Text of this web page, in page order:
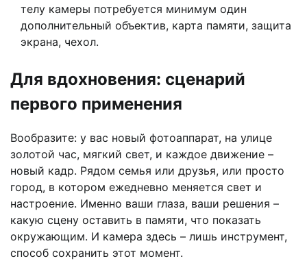
телу камеры потребуется минимум один
дополнительный объектив, карта памяти, защита
экрана, чехол.
Для вдохновения: сценарий
первого применения
Вообразите: у вас новый фотоаппарат, на улице
золотой час, мягкий свет, и каждое движение –
новый кадр. Рядом семья или друзья, или просто
город, в котором ежедневно меняется свет и
настроение. Именно ваши глаза, ваши решения –
какую сцену оставить в памяти, что показать
окружающим. И камера здесь – лишь инструмент,
способ сохранить этот момент.